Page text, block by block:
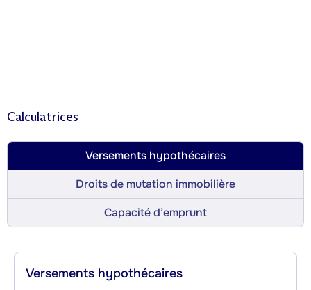
Calculatrices
Versements hypothécaires
Droits de mutation immobilière
Capacité d’emprunt
Versements hypothécaires